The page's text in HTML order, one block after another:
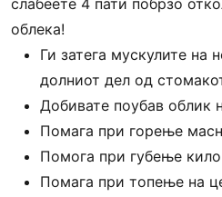
слабеете 4 пати побрзо
облека!
Ги затега мускулите на
долниот дел од
Добивате поубав облик
Помага при горење
Помога при губење
Помага при топење на